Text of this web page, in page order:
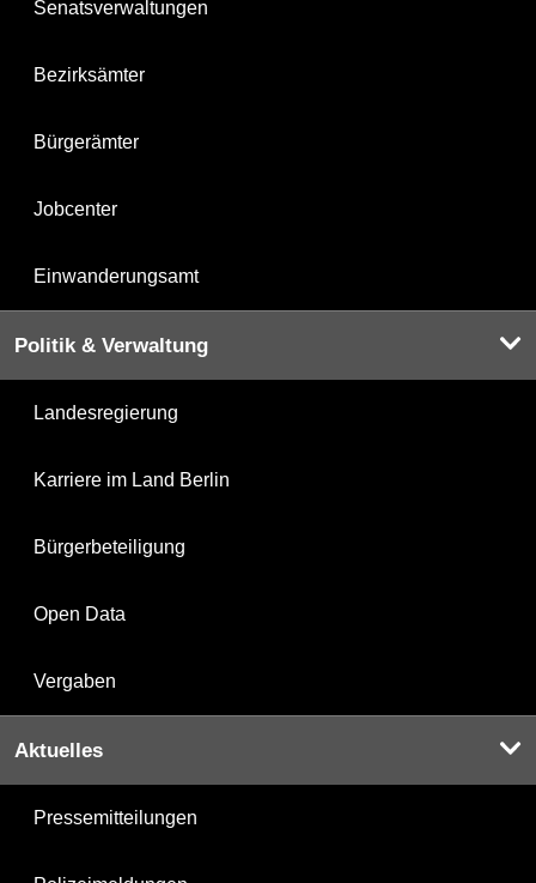
Senatsverwaltungen
Bezirksämter
Bürgerämter
Jobcenter
Einwanderungsamt
Politik & Verwaltung
Landesregierung
Karriere im Land Berlin
Bürgerbeteiligung
Open Data
Vergaben
Aktuelles
Pressemitteilungen